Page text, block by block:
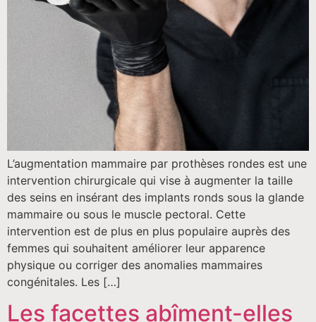
L’augmentation mammaire par prothèses rondes est une
intervention chirurgicale qui vise à augmenter la taille
des seins en insérant des implants ronds sous la glande
mammaire ou sous le muscle pectoral. Cette
intervention est de plus en plus populaire auprès des
femmes qui souhaitent améliorer leur apparence
physique ou corriger des anomalies mammaires
congénitales. Les […]
Les facettes abîment-elles